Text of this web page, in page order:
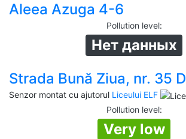
Aleea Azuga 4-6
Pollution level:
Нет данных
Strada Bună Ziua, nr. 35 D
Senzor montat cu ajutorul Liceului ELF
Pollution level:
Very low